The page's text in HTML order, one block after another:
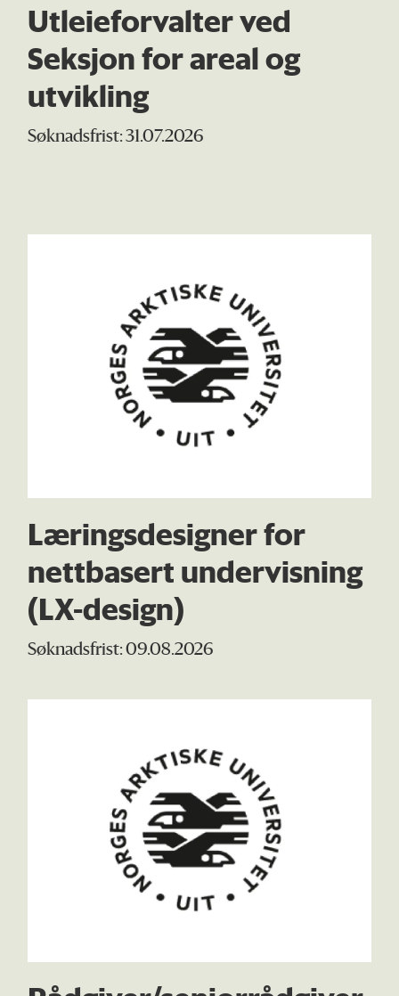
Utleieforvalter ved
Seksjon for areal og
utvikling
Søknadsfrist: 31.07.2026
Læringsdesigner for
nettbasert undervisning
(LX-design)
Søknadsfrist: 09.08.2026